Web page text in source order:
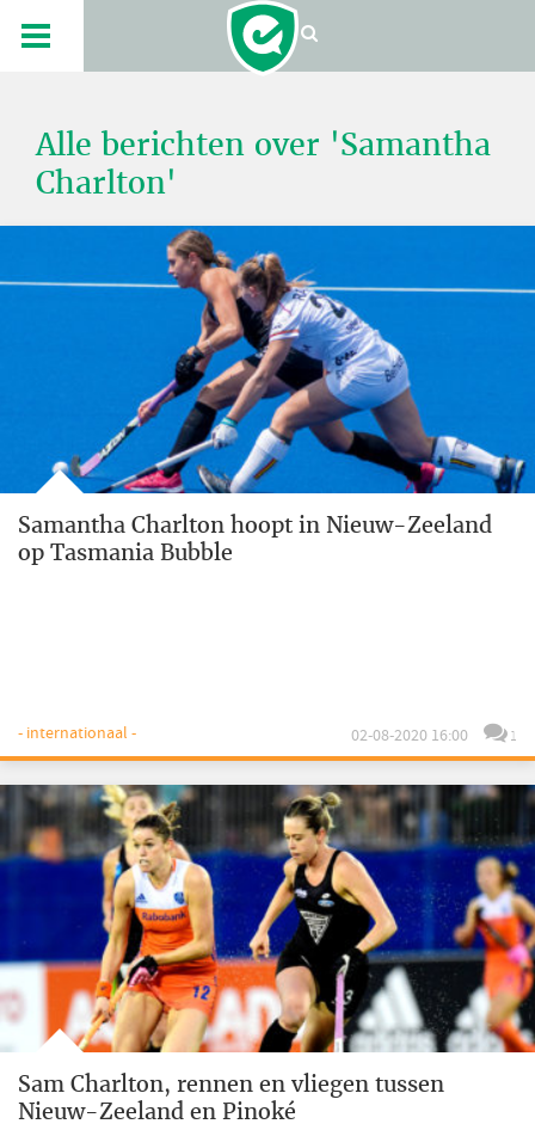
Alle berichten over 'Samantha
Charlton'
Samantha Charlton hoopt in Nieuw-Zeeland
op Tasmania Bubble
- internationaal - 02-08-2020 16:00 1
Sam Charlton, rennen en vliegen tussen
Nieuw-Zeeland en Pinoké